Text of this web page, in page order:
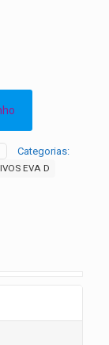
Categorias:
EVA D